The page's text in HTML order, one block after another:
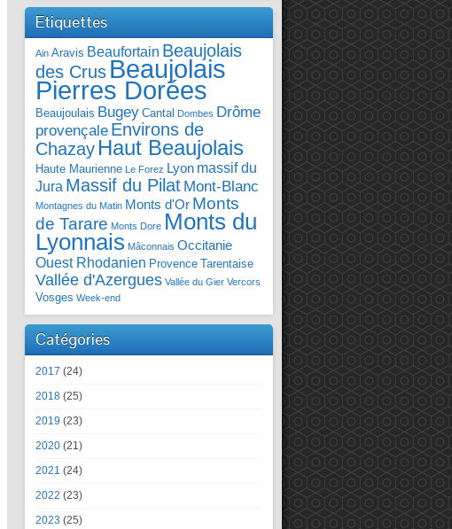
Etiquettes
Ain Aravis Beaufortain Beaujolais
des Crus Beaujolais
Pierres Dorées
Beaujoulais Bugey Cantal Dombes Drôme
provençale Environs de
Chazay Haut Beaujolais
Haute Maurienne Le Forez Lyon massif du
Jura Massif du Pilat Mont-Blanc
Montagnes du Matin Monts d'Or Monts
de Tarare Monts Dore Monts du
Lyonnais Mâconnais Occitanie
Ouest Rhodanien Provence Tarentaise
Vallée d'Azergues Vallée du Gier Vercors
Vosges Week-end
Catégories
2017 (24)
2018 (25)
2019 (23)
2020 (21)
2021 (24)
2022 (23)
2023 (25)